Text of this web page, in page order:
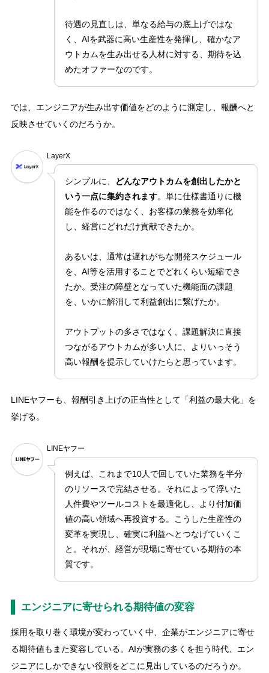
待遇の見直しは、単なる給与の底上げではな
く、AIを武器に高い生産性を発揮し、確かなア
ウトカムを生み出せる人材に対する、期待を込
めたオファーなのです。
では、エンジニアが生み出す価値をどのように測定し、報酬へと
反映させていくのだろうか。
LayerX
シンプルに、
どんなアウトカムを創出したかと
いう一点に集約されます。単に仕様書通りに機
能を作るのではなく、お客様の業務を効率化
し、経営にどれだけ貢献できたか。
あるいは、通常は遅れがちな開発スケジュール
を、AI等を活用することでどれくらい短縮でき
たか。受注の障壁となっていた機能面の課題
を、いかに解消して利益創出に繋げたか。
アウトプットの多さではなく、課題解決に直接
つながるアウトカムが多い人に、よりいっそう
高い報酬を提示していけたらと思っています。
LINEヤフーも、報酬引き上げの正当性として「利益の最大化」を
挙げる。
LINEヤフー
例えば、これまで10人で回していた業務を半分
のリソースで完結させる。それによって浮いた
人件費やツールコストを最適化し、より付加価
値の高い領域へ再投資する。こうした生産性の
変革を実現し、確実に利益へとつなげていくこ
と。それが、経営が現場に寄せている期待の本
質です。
エンジニアに寄せられる期待値の変容
採用を取り巻く環境が変わっていく中、企業がエンジニアに寄せ
る期待値もまた変容している。AIが実務の多くを担う時代、エン
ジニアにしかできない役割をどこに見出しているのだろうか。